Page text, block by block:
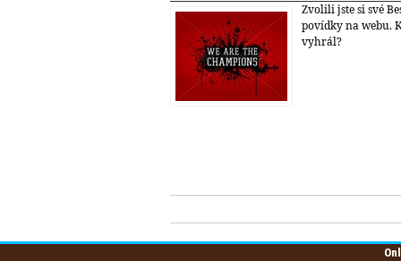
Zvolili jste si své
povídky na webu.
vyhrál?